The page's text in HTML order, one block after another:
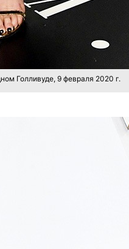
Голливуде, 9 февраля 2020 г.